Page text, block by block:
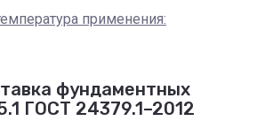
применения:
фундаментных
ГОСТ 24379.1–2012